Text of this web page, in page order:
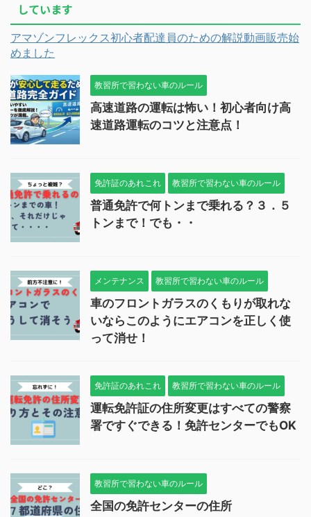
しています
アマゾンフレックス初心者配達員のための解説動画販売始
めました
教習所で習わない車のルール
高速道路の運転は怖い！初心者向け高
速道路運転のコツと注意点！
免許証のあれこれ 教習所で習わない車のルール
普通免許で何トンまで乗れる？３．５
トンまで！でも・・
メンテナンス 教習所で習わない車のルール
車のフロントガラスのくもりが取れな
いならこのようにエアコンを正しく使
って消せ！
免許証のあれこれ 教習所で習わない車のルール
運転免許証の住所変更はすべての警察
署ですぐできる！免許センターでもOK
教習所で習わない車のルール
全国の免許センターの住所